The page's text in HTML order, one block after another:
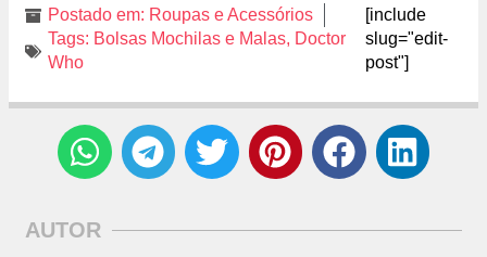
Postado em: Roupas e Acessórios
Tags: Bolsas Mochilas e Malas, Doctor
Who
[include
slug="edit-
post"]
AUTOR